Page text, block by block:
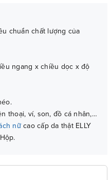
chuẩn chất lượng của
ngang x chiều dọc x độ
thoại, ví, son, đồ cá nhân,…
nữcao cấp da thật ELLY